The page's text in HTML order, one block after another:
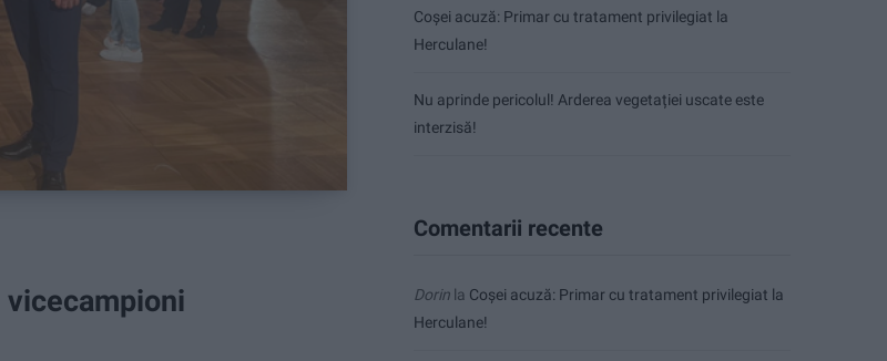
vicecampioni
Coșei acuză: Primar cu tratament privilegiat la
Herculane!
Nu aprinde pericolul! Arderea vegetației uscate este
interzisă!
Comentarii recente
Dorin la Coșei acuză: Primar cu tratament privilegiat la
Herculane!